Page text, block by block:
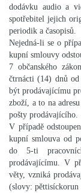
dodávku audio a
spotřebitel jejich
periodik a časopisů.
Nejedná-li se o
kupní smlouvy
7 občanského
čtrnácti (14) dnů
být prodávajícímu
zboží, a to na
pošty prodávajícího.
V případě
kupní smlouva od
do 5-ti
prodávajícímu. V
věty, vzniká
(slovy: pěttisíckorun